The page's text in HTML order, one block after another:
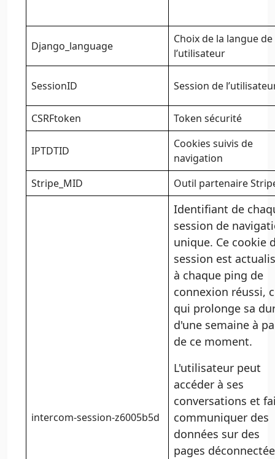
Django_language
Choix de la langue de
l’utilisateur
SessionID Session de
CSRFtoken Token sécurité
IPTDTID
Cookies suivis de
navigation
Stripe_MID
Outil partenaire
intercom-session-z6005b5d
Identifiant de
session de
unique. Ce cookie
session est
à chaque ping de
connexion réussi,
qui prolonge sa
d'une semaine à
de ce moment.
L'utilisateur peut
accéder à ses
conversations et
communiquer des
données sur des
pages